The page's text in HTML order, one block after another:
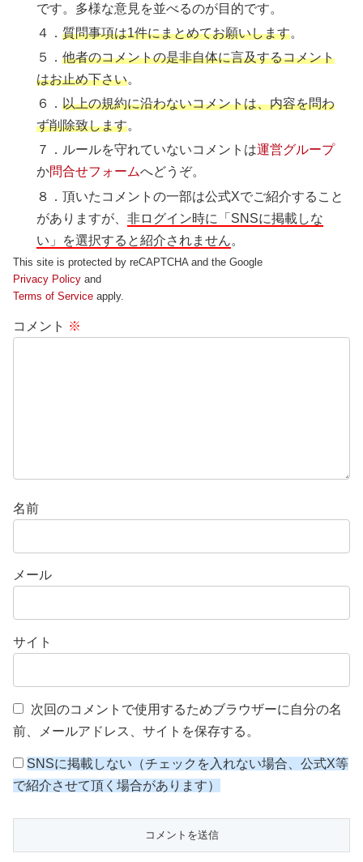
です。多様な意見を並べるのが目的です。
４．質問事項は1件にまとめてお願いします。
５．他者のコメントの是非自体に言及するコメント
はお止め下さい。
６．以上の規約に沿わないコメントは、内容を問わ
ず削除致します。
７．ルールを守れていないコメントは運営グループ
か問合せフォームへどうぞ。
８．頂いたコメントの一部は公式Xでご紹介すること
がありますが、非ログイン時に「SNSに掲載しな
い」を選択すると紹介されません。
This site is protected by reCAPTCHA and the Google
Privacy Policy and
Terms of Service apply.
コメント ※
名前
メール
サイト
次回のコメントで使用するためブラウザーに自分の名
前、メールアドレス、サイトを保存する。
SNSに掲載しない（チェックを入れない場合、公式X等
で紹介させて頂く場合があります）